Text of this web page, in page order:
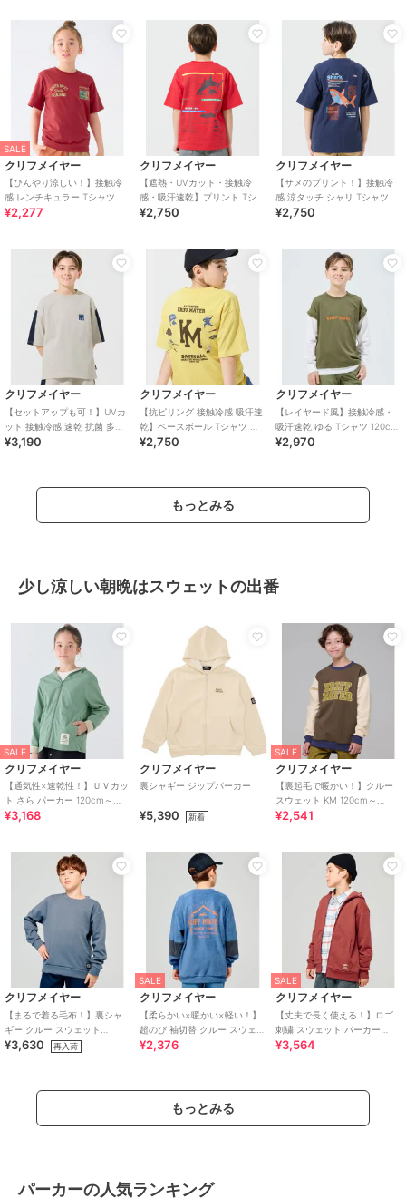
SALE
クリフメイヤー
【ひんやり涼しい！】接触冷
感 レンチキュラー Tシャツ 半
袖 120cm～170cm
¥2,277
クリフメイヤー
【遮熱・UVカット・接触冷
感・吸汗速乾】プリント Tシャ
ツ ホホジロザメ 120cm～
¥2,750
クリフメイヤー
【サメのプリント！】接触冷
感 涼タッチ シャリ Tシャツ
120cm～170cm
¥2,750
クリフメイヤー
【セットアップも可！】UVカ
ット 接触冷感 速乾 抗菌 多機
能 Ｔシャツ 120cm～170cm
¥3,190
クリフメイヤー
【抗ピリング 接触冷感 吸汗速
乾】ベースボール Tシャツ 半
袖 LOGO 120cm～170cm
¥2,750
クリフメイヤー
【レイヤード風】接触冷感・
吸汗速乾 ゆる Tシャツ 120cm
～170cm
¥2,970
もっとみる
少し涼しい朝晩はスウェットの出番
SALE
クリフメイヤー
【通気性×速乾性！】ＵＶカッ
ト さら パーカー 120cm～
170cm
¥3,168
クリフメイヤー
裏シャギー ジップパーカー
¥5,390 新着
SALE
クリフメイヤー
【裏起毛で暖かい！】クルー
スウェット KM 120cm～
170cm
¥2,541
クリフメイヤー
【まるで着る毛布！】裏シャ
ギー クルー スウェット
120cm～170cm
¥3,630 再入荷
SALE
クリフメイヤー
【柔らかい×暖かい×軽い！】
超のび 袖切替 クルー スウェッ
ト 120cm～170cm
¥2,376
SALE
クリフメイヤー
【丈夫で長く使える！】ロゴ
刺繍 スウェット パーカー
120cm～170cm
¥3,564
もっとみる
パーカーの人気ランキング